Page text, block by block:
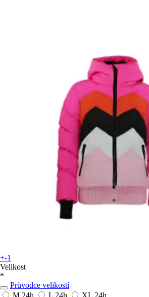
+-1
Velikost
*
Průvodce velikostí
M 24h L 24h XL 24h